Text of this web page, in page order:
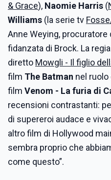
& Grace), Naomie Harris (
Williams (la serie tv
Anne Weying,
fidanzata di Brock. La
diretto Mowgli - Il figlio
film The Batman nel ruolo
film Venom - La furia di
recensioni contrastanti:
di supereroi audace e
altro film di Hollywood
sembra proprio che
come questo”.